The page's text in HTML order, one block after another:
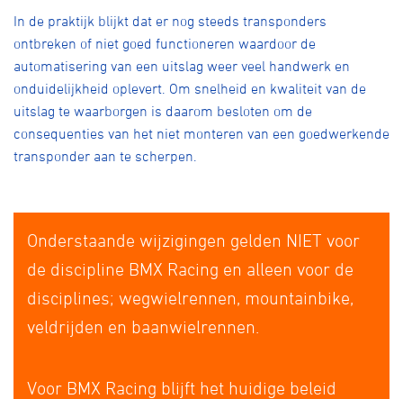
In de praktijk blijkt dat er nog steeds transponders
ontbreken of niet goed functioneren waardoor de
automatisering van een uitslag weer veel handwerk en
onduidelijkheid oplevert. Om snelheid en kwaliteit van de
uitslag te waarborgen is daarom besloten om de
consequenties van het niet monteren van een goedwerkende
transponder aan te scherpen.
Onderstaande wijzigingen gelden NIET voor
de discipline BMX Racing en alleen voor de
disciplines; wegwielrennen, mountainbike,
veldrijden en baanwielrennen.
Voor BMX Racing blijft het huidige beleid